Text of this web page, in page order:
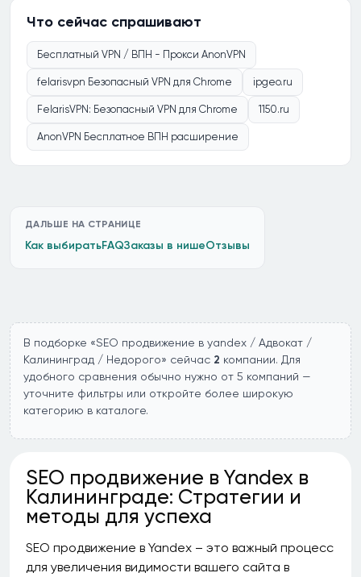
Что сейчас спрашивают
Бесплатный VPN / ВПН - Прокси AnonVPN
felarisvpn Безопасный VPN для Chrome ipgeo.ru
FelarisVPN: Безопасный VPN для Chrome 1150.ru
AnonVPN Бесплатное ВПН расширение
ДАЛЬШЕ НА СТРАНИЦЕ
Как выбиратьFAQЗаказы в нишеОтзывы
В подборке «SEO продвижение в yandex / Адвокат /
Калининград / Недорого» сейчас 2 компании. Для
удобного сравнения обычно нужно от 5 компаний —
уточните фильтры или откройте более широкую
категорию в каталоге.
SEO продвижение в Yandex в
Калининграде: Стратегии и
методы для успеха
SEO продвижение в Yandex – это важный процесс
для увеличения видимости вашего сайта в